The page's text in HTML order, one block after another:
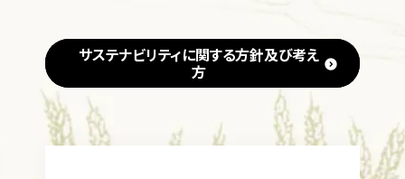
サステナビリティに関する方針及び考え
方